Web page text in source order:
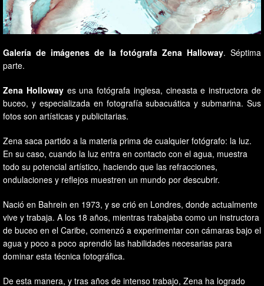
Galería de imágenes de la fotógrafa Zena Halloway. Séptima
parte.
Zena Hollowayes una fotógrafa inglesa, cineasta e instructora de
buceo, y especializada en fotografía subacuática y submarina. Sus
fotos son artísticas y publicitarias.
Zena saca partido a la materia prima de cualquier fotógrafo: la luz.
En su caso, cuando la luz entra en contacto con el agua, muestra
todo su potencial artístico, haciendo que las refracciones,
ondulaciones y reflejos muestren un mundo por descubrir.
Nació en Bahrein en 1973, y se crió en Londres, donde actualmente
vive y trabaja. A los 18 años, mientras trabajaba como un instructora
de buceo en el Caribe, comenzó a experimentar con cámaras bajo el
agua y poco a poco aprendió las habilidades necesarias para
dominar esta técnica fotográfica.
De esta manera, y tras años de intenso trabajo, Zena ha logrado